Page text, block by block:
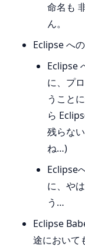
命名も
ん。
Eclipse へ
Eclipse
に、プ
うこと
ら
残らな
ね…)
Eclipse
に、や
う…
Eclipse
途において